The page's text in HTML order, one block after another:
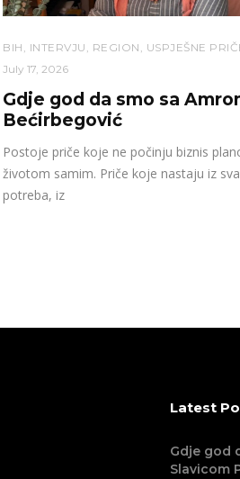
BIH , INTERVJU , REGION , USPJEŠNE
July 17, 2026
Gdje god da smo sa
Bećirbegović
Postoje priče koje ne počinju biznis
životom samim. Priče koje nastaju iz
potreba, iz
Latest
Gdje god
Slavicom